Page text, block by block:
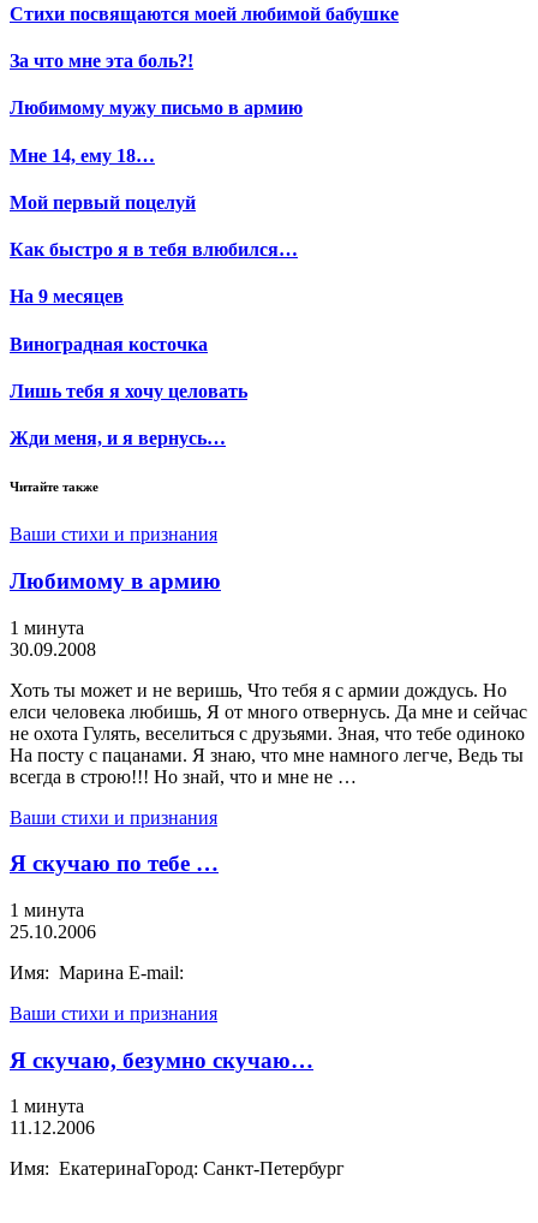
Стихи посвящаются моей любимой бабушке
За что мне эта боль?!
Любимому мужу письмо в армию
Мне 14, ему 18…
Мой первый поцелуй
Как быстро я в тебя влюбился…
На 9 месяцев
Виноградная косточка
Лишь тебя я хочу целовать
Жди меня, и я вернусь…
Читайте также
Ваши стихи и признания
Любимому в армию
1 минута
30.09.2008
Хоть ты может и не веришь, Что тебя я с армии дождусь. Но
елси человека любишь, Я от много отвернусь. Да мне и сейчас
не охота Гулять, веселиться с друзьями. Зная, что тебе одиноко
На посту с пацанами. Я знаю, что мне намного легче, Ведь ты
всегда в строю!!! Но знай, что и мне не …
Ваши стихи и признания
Я скучаю по тебе …
1 минута
25.10.2006
Имя: Марина E-mail:
Ваши стихи и признания
Я скучаю, безумно скучаю…
1 минута
11.12.2006
Имя: ЕкатеринаГород: Санкт-Петербург